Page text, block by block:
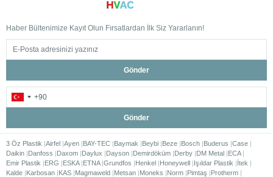
Haber Bültenimize Kayıt Olun Fırsatlardan İlk Siz Yararlanın!
Gönder
Gönder
3 Öz Plastik Airfel Ayen BAY-TEC Baymak Beybi Beze Bosch Buderus Case
Daikin Danfoss Daxom Daylux Dayson Demirdöküm Derby DM Metal ECA
Emir Plastik
ERG ESKA ETNA Grundfos Henkel Honeywell Işıldar Plastik
İtek
Kalde Karbosan KAS Magmaweld Metsan Moneks Norm Pimtaş
Protherm